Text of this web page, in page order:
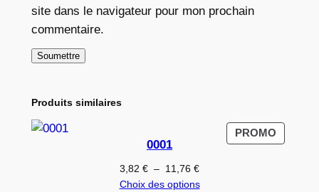
site dans le navigateur pour mon prochain
commentaire.
Produits similaires
PROMO
EN
0001
3,82 € – 11,76 €Plage
de
Choix des options